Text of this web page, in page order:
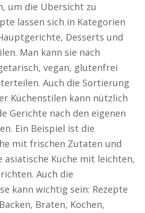
um die Übersicht zu
lassen sich in Kategorien
Desserts und
Man kann sie nach
vegan, glutenfrei
Auch die Sortierung
Küchenstilen kann nützlich
Gerichte nach den eigenen
Ein Beispiel ist die
mit frischen Zutaten und
asiatische Küche mit leichten,
Auch die
kann wichtig sein: Rezepte
Braten, Kochen,